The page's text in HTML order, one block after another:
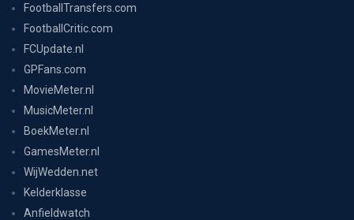
FootballTransfers.com
FootballCritic.com
FCUpdate.nl
GPFans.com
MovieMeter.nl
MusicMeter.nl
BoekMeter.nl
GamesMeter.nl
WijWedden.net
Kelderklasse
Anfieldwatch